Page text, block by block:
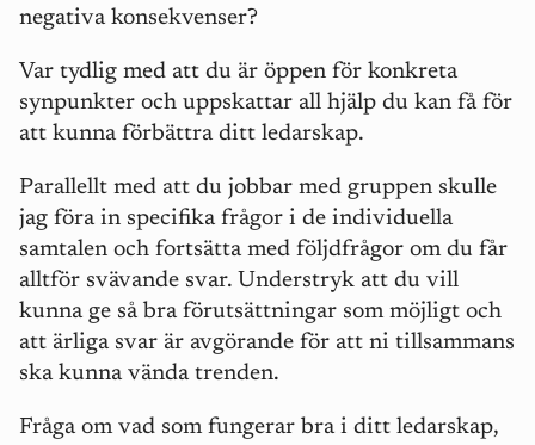
negativa konsekvenser?
Var tydlig med att du är öppen för konkreta
synpunkter och uppskattar all hjälp du kan få för
att kunna förbättra ditt ledarskap.
Parallellt med att du jobbar med gruppen skulle
jag föra in specifika frågor i de individuella
samtalen och fortsätta med följdfrågor om du får
alltför svävande svar. Understryk att du vill
kunna ge så bra förutsättningar som möjligt och
att ärliga svar är avgörande för att ni tillsammans
ska kunna vända trenden.
Fråga om vad som fungerar bra i ditt ledarskap,